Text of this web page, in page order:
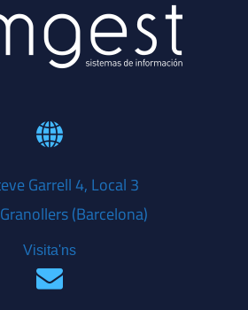
Garrell 4, Local 3
(Barcelona)
Visita'ns